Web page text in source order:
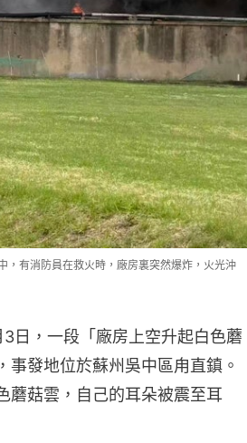
有消防員在救火時，廠房裏突然爆炸，火光沖
日，一段「廠房上空升起白色蘑
發地位於蘇州吳中區甪直鎮。
蘑菇雲，自己的耳朵被震至耳